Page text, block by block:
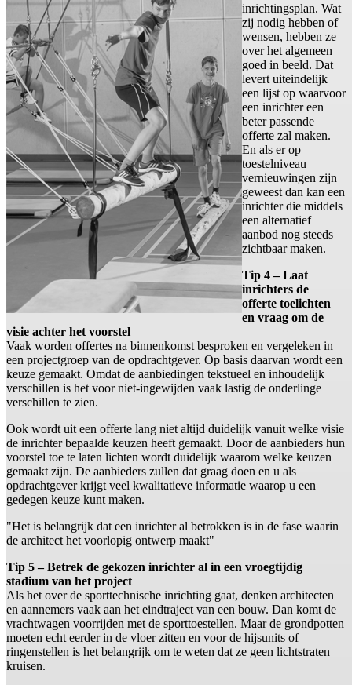
inrichtingsplan. Wat
zij nodig hebben of
wensen, hebben ze
over het algemeen
goed in beeld. Dat
levert uiteindelijk
een lijst op waarvoor
een inrichter een
beter passende
offerte zal maken.
En als er op
toestelniveau
vernieuwingen zijn
geweest dan kan een
inrichter die middels
een alternatief
aanbod nog steeds
zichtbaar maken.
Tip 4 – Laat
inrichters de
offerte toelichten
en vraag om de
visie achter het voorstel
Vaak worden offertes na binnenkomst besproken en vergeleken in
een projectgroep van de opdrachtgever. Op basis daarvan wordt een
keuze gemaakt. Omdat de aanbiedingen tekstueel en inhoudelijk
verschillen is het voor niet-ingewijden vaak lastig de onderlinge
verschillen te zien.
Ook wordt uit een offerte lang niet altijd duidelijk vanuit welke visie
de inrichter bepaalde keuzen heeft gemaakt. Door de aanbieders hun
voorstel toe te laten lichten wordt duidelijk waarom welke keuzen
gemaakt zijn. De aanbieders zullen dat graag doen en u als
opdrachtgever krijgt veel kwalitatieve informatie waarop u een
gedegen keuze kunt maken.
"Het is belangrijk dat een inrichter al betrokken is in de fase waarin
de architect het voorlopig ontwerp maakt"
Tip 5 – Betrek de gekozen inrichter al in een vroegtijdig
stadium van het project
Als het over de sporttechnische inrichting gaat, denken architecten
en aannemers vaak aan het eindtraject van een bouw. Dan komt de
vrachtwagen voorrijden met de sporttoestellen. Maar de grondpotten
moeten echt eerder in de vloer zitten en voor de hijsunits of
ringenstellen is het belangrijk om te weten dat ze geen lichtstraten
kruisen.